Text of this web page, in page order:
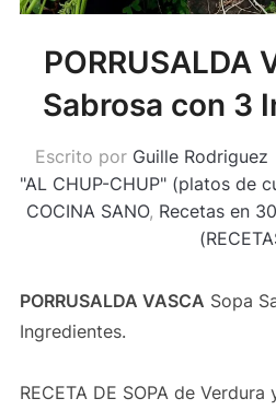
PORRUSALDA
Sabrosa con 3
Escrito por Guille Rodriguez
"AL CHUP-CHUP" (platos de
COCINA SANO, Recetas en
PORRUSALDA VASCA Sopa
Ingredientes.
RECETA DE SOPA de